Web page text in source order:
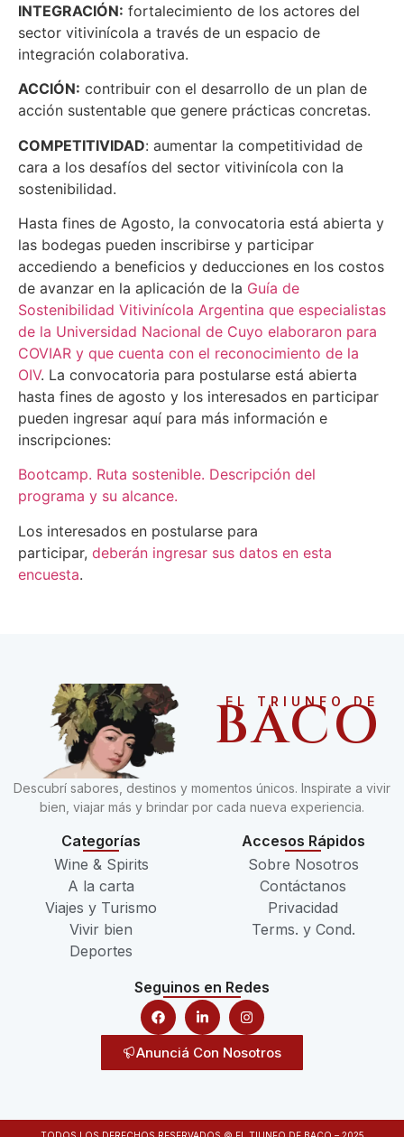
INTEGRACIÓN: fortalecimiento de los actores del
sector vitivinícola a través de un espacio de
integración colaborativa.
ACCIÓN: contribuir con el desarrollo de un plan de
acción sustentable que genere prácticas concretas.
COMPETITIVIDAD: aumentar la competitividad de
cara a los desafíos del sector vitivinícola con la
sostenibilidad.
Hasta fines de Agosto, la convocatoria está abierta y
las bodegas pueden inscribirse y participar
accediendo a beneficios y deducciones en los costos
de avanzar en la aplicación de la Guía de
Sostenibilidad Vitivinícola Argentina que especialistas
de la Universidad Nacional de Cuyo elaboraron para
COVIAR y que cuenta con el reconocimiento de la
OIV. La convocatoria para postularse está abierta
hasta fines de agosto y los interesados en participar
pueden ingresar aquí para más información e
inscripciones:
Bootcamp. Ruta sostenible. Descripción del
programa y su alcance.
Los interesados en postularse para
participar, deberán ingresar sus datos en esta
encuesta.
EL TRIUNFO DE
BACO
Descubrí sabores, destinos y momentos únicos. Inspirate a vivir
bien, viajar más y brindar por cada nueva experiencia.
Categorías
Wine & Spirits
A la carta
Viajes y Turismo
Vivir bien
Deportes
Accesos Rápidos
Sobre Nosotros
Contáctanos
Privacidad
Terms. y Cond.
Seguinos en Redes
Anunciá Con Nosotros